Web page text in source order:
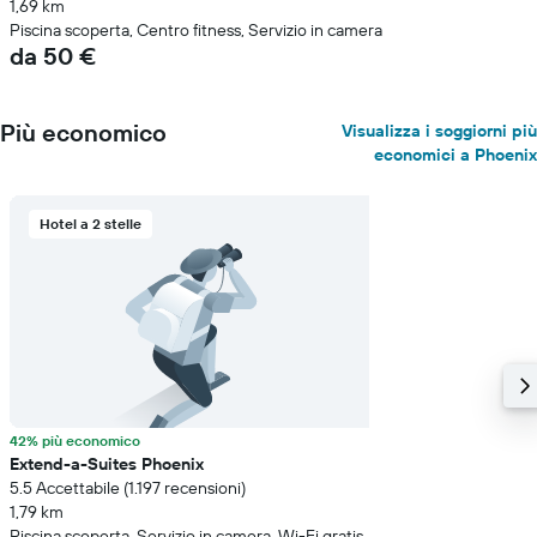
1,69 km
Piscina scoperta, Centro fitness, Servizio in camera
da 50 €
Più economico
Visualizza i soggiorni più
economici a Phoenix
Hotel a 2 stelle
42% più economico
Extend-a-Suites Phoenix
5.5 Accettabile (1.197 recensioni)
1,79 km